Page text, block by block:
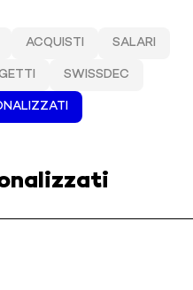
ACQUISTI SALARI
SWISSDEC